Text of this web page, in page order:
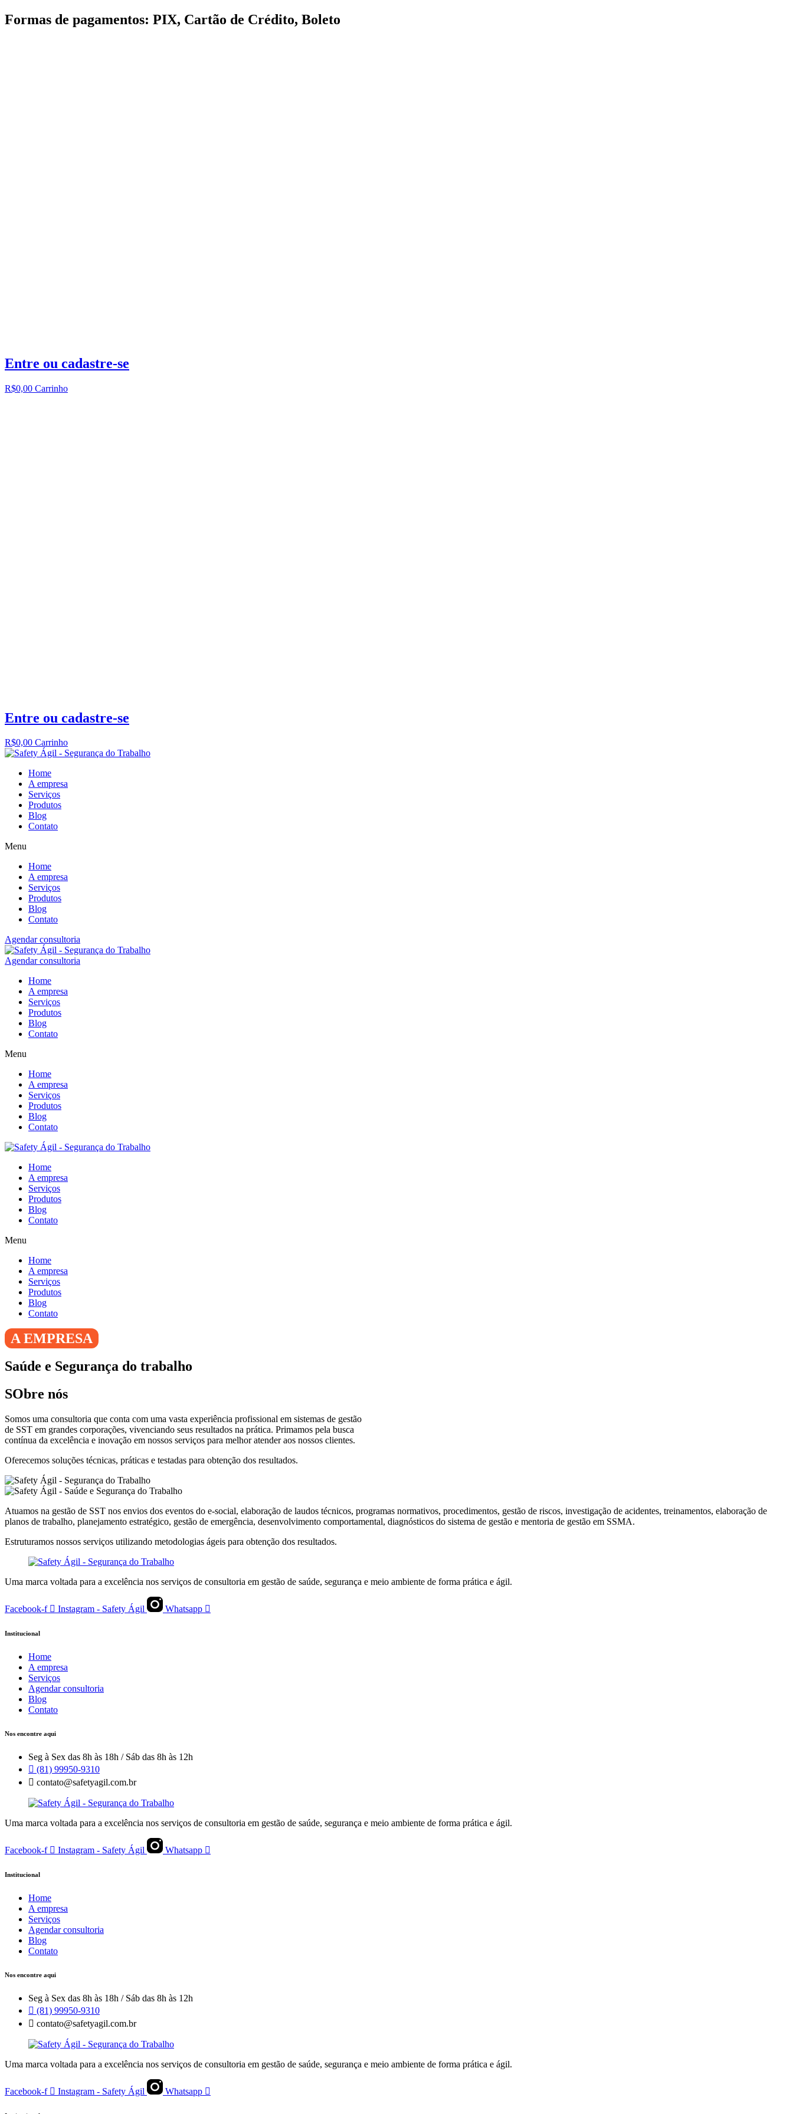
Ir
para
Formas de pagamentos: PIX, Cartão de Crédito, Boleto
Entre ou cadastre-se
R$0,00 Carrinho
Entre ou cadastre-se
R$0,00 Carrinho
Home
A empresa
Serviços
Produtos
Blog
Contato
Menu
Home
A empresa
Serviços
Produtos
Blog
Contato
Agendar consultoria
Agendar consultoria
Home
A empresa
Serviços
Produtos
Blog
Contato
Menu
Home
A empresa
Serviços
Produtos
Blog
Contato
Home
A empresa
Serviços
Produtos
Blog
Contato
Menu
Home
A empresa
Serviços
Produtos
Blog
Contato
A EMPRESA
Saúde e Segurança do trabalho
SObre nós
Somos uma consultoria que conta com uma vasta experiência profissional em sistemas de gestão
de SST em grandes corporações, vivenciando seus resultados na prática. Primamos pela busca
contínua da excelência e inovação em nossos serviços para melhor atender aos nossos clientes.
Oferecemos soluções técnicas, práticas e testadas para obtenção dos resultados.
Atuamos na gestão de SST nos envios dos eventos do e-social, elaboração de laudos técnicos, programas normativos, procedimentos, gestão de riscos, investigação de acidentes, treinamentos, elaboração de
planos de trabalho, planejamento estratégico, gestão de emergência, desenvolvimento comportamental, diagnósticos do sistema de gestão e mentoria de gestão em SSMA.
Estruturamos nossos serviços utilizando metodologias ágeis para obtenção dos resultados.
Uma marca voltada para a excelência nos serviços de consultoria em gestão de saúde, segurança e meio ambiente de forma prática e ágil.
Facebook-f Instagram - Safety Ágil Whatsapp
Institucional
Home
A empresa
Serviços
Agendar consultoria
Blog
Contato
Nos encontre aqui
Seg à Sex das 8h às 18h / Sáb das 8h às 12h
(81) 99950-9310
contato@safetyagil.com.br
Uma marca voltada para a excelência nos serviços de consultoria em gestão de saúde, segurança e meio ambiente de forma prática e ágil.
Facebook-f Instagram - Safety Ágil Whatsapp
Institucional
Home
A empresa
Serviços
Agendar consultoria
Blog
Contato
Nos encontre aqui
Seg à Sex das 8h às 18h / Sáb das 8h às 12h
(81) 99950-9310
contato@safetyagil.com.br
Uma marca voltada para a excelência nos serviços de consultoria em gestão de saúde, segurança e meio ambiente de forma prática e ágil.
Facebook-f Instagram - Safety Ágil Whatsapp